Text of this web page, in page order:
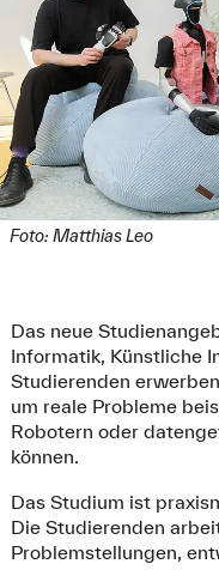
Foto: Matthias Leo
Das neue
Informatik, Künstliche
Studierenden
um reale Probleme
Robotern oder
können.
Das Studium ist
Die Studierenden
Problemstellungen,